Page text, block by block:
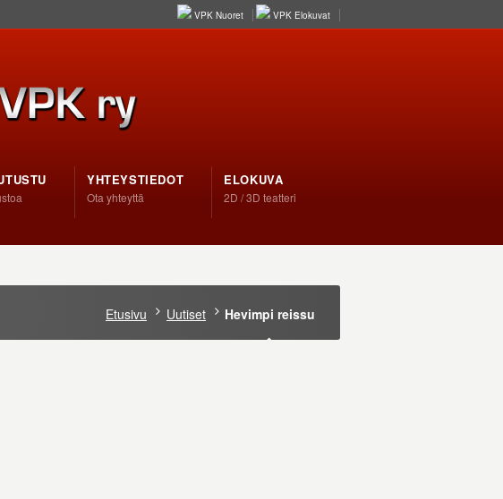
VPK Nuoret VPK Elokuvat
YHTEYSTIEDOT
Ota yhteyttä
ELOKUVA
2D / 3D teatteri
Etusivu Uutiset Hevimpi reissu